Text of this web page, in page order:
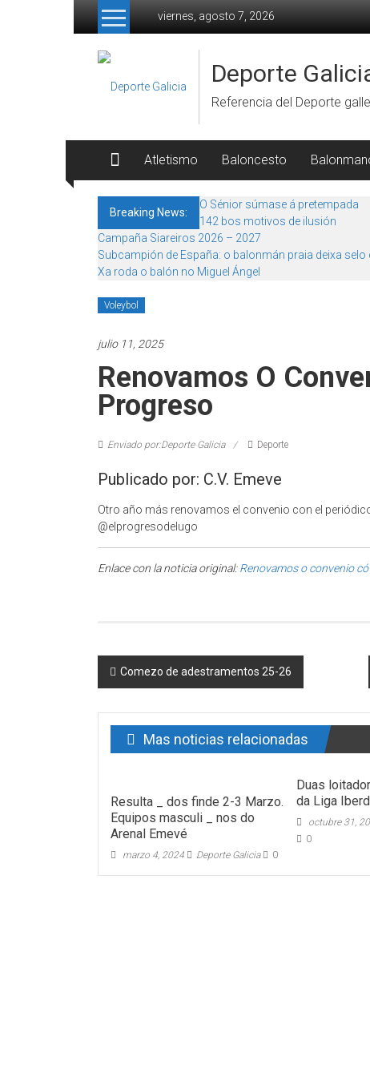
Skip to content
viernes, agosto 7, 2026
Deporte
Referencia del Deporte
Atletismo Baloncesto
Breaking News:
O Sénior súmase á pretempada
142 bos motivos de ilusión
Campaña Siareiros 2026 – 2027
Subcampión de España: o balonmán praia deixa selo
Xa roda o balón no Miguel Ángel
Voleybol
julio 11, 2025
Renovamos O
Progreso
Enviado por:Deporte Galicia Deporte
Publicado por: C.V. Emeve
Otro año más renovamos el convenio con el
@elprogresodelugo
Enlace con la noticia original:Renovamos o convenio
Post navigation
Comezo de adestramentos 25-26
Mas noticias relacionadas
Resulta _ dos finde 2-3 Marzo.
Equipos masculi _ nos do
Arenal Emevé
marzo 4, 2024 Deporte Galicia 0
Duas
da Liga
octubre 31,
0